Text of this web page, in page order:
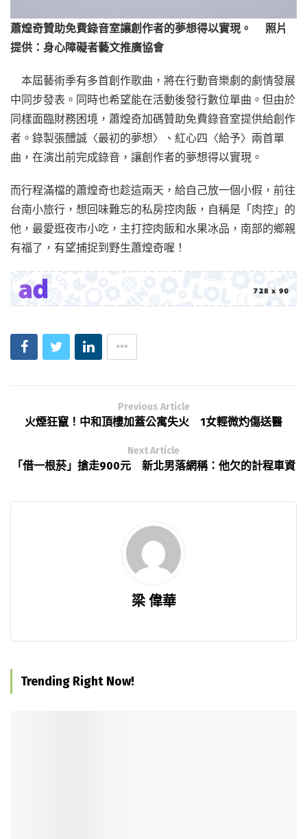
蕭煌奇贊助免費錄音室讓創作者的夢想得以實現。 照片
提供：身心障礙者藝文推廣協會
本屆藝術季有多首創作歌曲，將在行動音樂劇的劇情發展
中同步發表。同時也希望能在活動後發行數位單曲。但由於
同樣面臨財務困境，蕭煌奇加碼贊助免費錄音室提供給創作
者。錄製張醴誠〈最初的夢想〉、紅心四〈給予〉兩首單
曲，在演出前完成錄音，讓創作者的夢想得以實現。
而行程滿檔的蕭煌奇也趁這兩天，給自己放一個小假，前往
台南小旅行，想回味難忘的私房控肉飯，自稱是「肉控」的
他，最愛逛夜市小吃，主打控肉飯和水果冰品，南部的鄉親
有福了，有望捕捉到野生蕭煌奇喔！
Previous Article
火煙狂竄！中和頂樓加蓋公寓失火 1女輕微灼傷送醫
Next Article
「借一根菸」搶走900元 新北男落網稱：他欠的計程車資
梁 偉華
Trending Right Now!